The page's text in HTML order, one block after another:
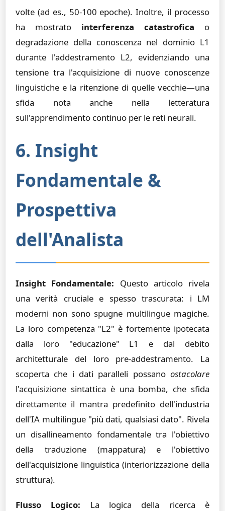
volte (ad es., 50-100 epoche). Inoltre, il processo
ha mostrato interferenza catastrofica o
degradazione della conoscenza nel dominio L1
durante l'addestramento L2, evidenziando una
tensione tra l'acquisizione di nuove conoscenze
linguistiche e la ritenzione di quelle vecchie—una
sfida nota anche nella letteratura
sull'apprendimento continuo per le reti neurali.
6. Insight
Fondamentale &
Prospettiva
dell'Analista
Insight Fondamentale: Questo articolo rivela
una verità cruciale e spesso trascurata: i LM
moderni non sono spugne multilingue magiche.
La loro competenza "L2" è fortemente ipotecata
dalla loro "educazione" L1 e dal debito
architetturale del loro pre-addestramento. La
scoperta che i dati paralleli possano ostacolare
l'acquisizione sintattica è una bomba, che sfida
direttamente il mantra predefinito dell'industria
dell'IA multilingue "più dati, qualsiasi dato". Rivela
un disallineamento fondamentale tra l'obiettivo
della traduzione (mappatura) e l'obiettivo
dell'acquisizione linguistica (interiorizzazione della
struttura).
Flusso Logico: La logica della ricerca è